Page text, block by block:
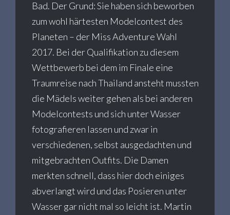
Bad. Der Grund: Sie haben sich beworben
zum wohl härtesten Modelcontest des
Planeten – der Miss Adventure Wahl
2017. Bei der Qualifikation zu diesem
Wettbewerb bei dem im Finale eine
Traumreise nach Thailand ansteht mussten
die Mädels weiter gehen als bei anderen
Modelcontests und sich unter Wasser
fotografieren lassen und zwar in
verschiedenen, selbst ausgedachten und
mitgebrachten Outfits. Die Damen
merkten schnell, dass hier doch einiges
abverlangt wird und das Posieren unter
Wasser gar nicht mal so leicht ist. Martin